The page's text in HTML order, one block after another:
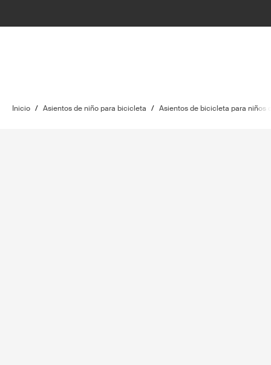
Inicio / Asientos de niño para bicicleta / Asientos de bicicleta para niños